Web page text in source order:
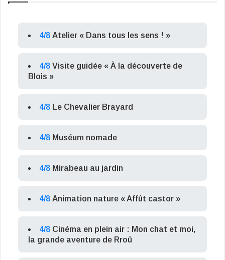
4/8 Atelier « Dans tous les sens ! »
4/8 Visite guidée « À la découverte de
Blois »
4/8 Le Chevalier Brayard
4/8 Muséum nomade
4/8 Mirabeau au jardin
4/8 Animation nature « Affût castor »
4/8 Cinéma en plein air : Mon chat et moi,
la grande aventure de Rroû